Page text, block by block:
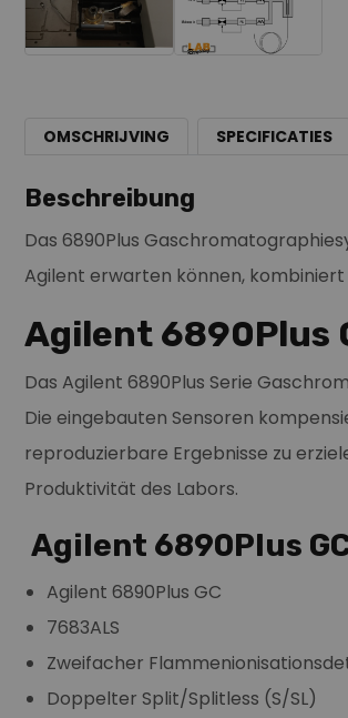
OMSCHRIJVING SPECIFICATIES
Beschreibung
Das 6890Plus
Agilent erwarten können,
Agilent 6890Plus
Das Agilent 6890Plus Serie
Die eingebauten Sensoren
reproduzierbare Ergebnisse zu
Produktivität des Labors.
Agilent 6890Plus
Agilent 6890Plus GC
7683ALS
Zweifacher
Doppelter Split/Splitless (S/SL)